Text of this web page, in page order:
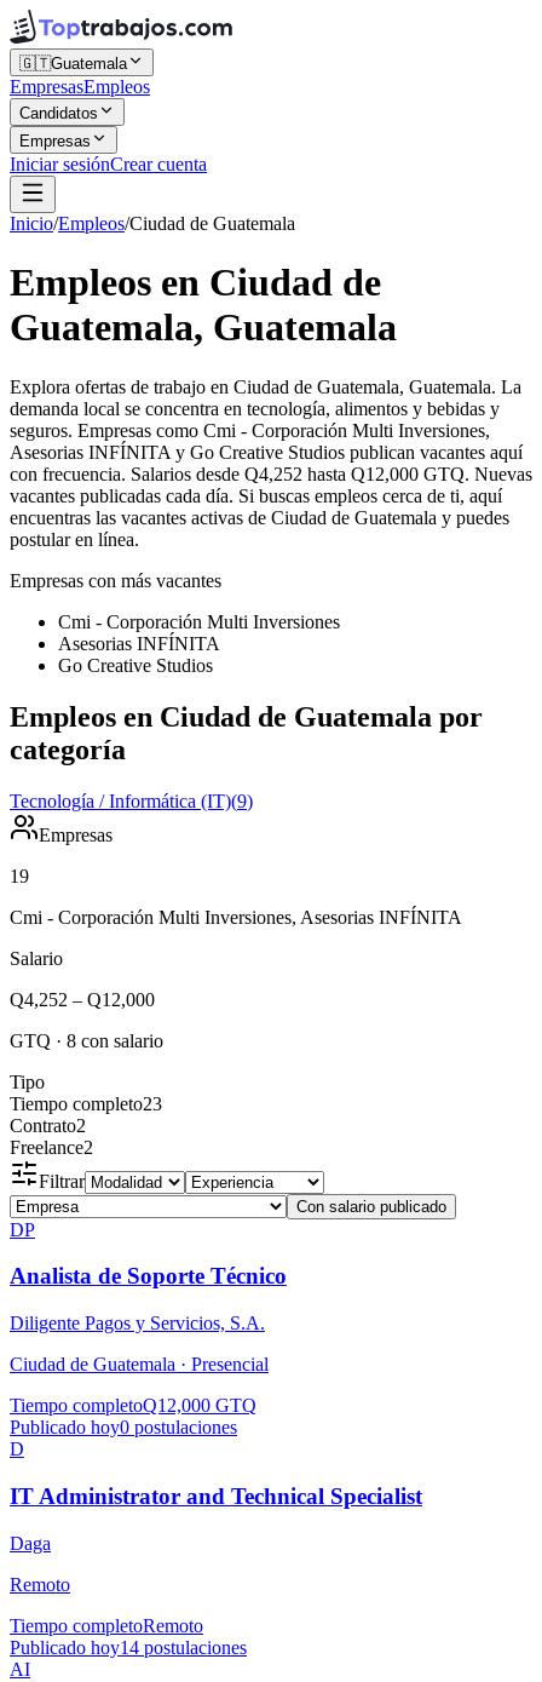
🇬🇹Guatemala
EmpresasEmpleos
Candidatos
Empresas
Iniciar sesiónCrear cuenta
Inicio/Empleos/Ciudad de Guatemala
Empleos en Ciudad de
Guatemala, Guatemala
Explora ofertas de trabajo en Ciudad de Guatemala, Guatemala. La
demanda local se concentra en tecnología, alimentos y bebidas y
seguros. Empresas como Cmi - Corporación Multi Inversiones,
Asesorias INFÍNITA y Go Creative Studios publican vacantes aquí
con frecuencia. Salarios desde Q4,252 hasta Q12,000 GTQ. Nuevas
vacantes publicadas cada día. Si buscas empleos cerca de ti, aquí
encuentras las vacantes activas de Ciudad de Guatemala y puedes
postular en línea.
Empresas con más vacantes
Cmi - Corporación Multi Inversiones
Asesorias INFÍNITA
Go Creative Studios
Empleos en Ciudad de Guatemala por
categoría
Tecnología / Informática (IT)(9)
Empresas
19
Cmi - Corporación Multi Inversiones, Asesorias INFÍNITA
Salario
Q4,252 – Q12,000
GTQ · 8 con salario
Tipo
Tiempo completo23
Contrato2
Freelance2
Filtrar
Con salario publicado
DP
Analista de Soporte Técnico
Diligente Pagos y Servicios, S.A.
Ciudad de Guatemala · Presencial
Tiempo completoQ12,000 GTQ
Publicado hoy0 postulaciones
D
IT Administrator and Technical Specialist
Daga
Remoto
Tiempo completoRemoto
Publicado hoy14 postulaciones
AI